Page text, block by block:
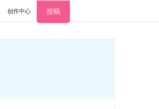
创作中心 投稿